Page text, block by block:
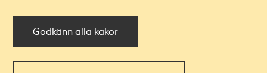
Godkänn alla kakor